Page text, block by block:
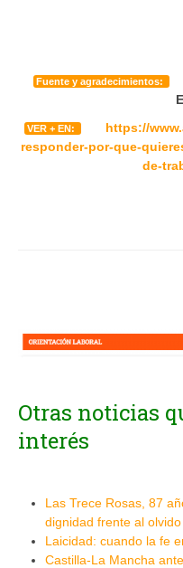
Fuente y agradecimientos:
VER + EN:
https://
responder-por-que-
de-
Otras noticias
interés
Las Trece Rosas, 87
dignidad frente al olvido
Laicidad: cuando la fe
Castilla-La Mancha